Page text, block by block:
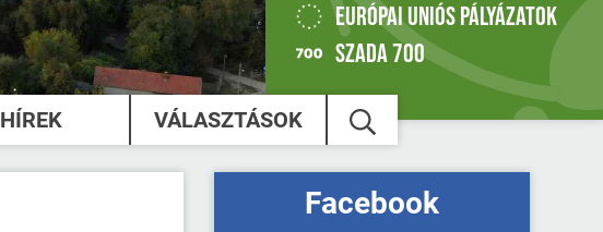
EURÓPAI UNIÓS PÁLYÁZATOK
SZADA 700
HÍREK VÁLASZTÁSOK
Facebook